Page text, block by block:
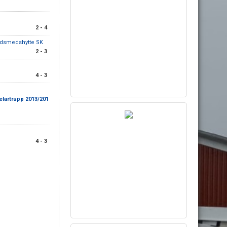
2 - 4
SK
2 - 3
4 - 3
2013/201
4 - 3